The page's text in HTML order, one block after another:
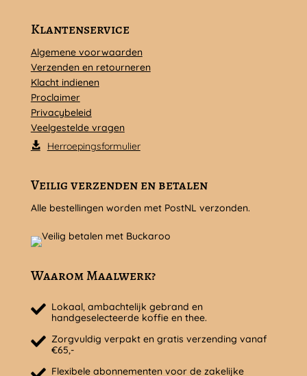
Klantenservice
Algemene voorwaarden
Verzenden en retourneren
Klacht indienen
Proclaimer
Privacybeleid
Veelgestelde vragen
Herroepingsformulier
Veilig verzenden en betalen
Alle bestellingen worden met PostNL verzonden.
Waarom Maalwerk?
Lokaal, ambachtelijk gebrand en
handgeselecteerde koffie en thee.
Zorgvuldig verpakt en gratis verzending vanaf
€65,-
Flexibele abonnementen voor de zakelijke